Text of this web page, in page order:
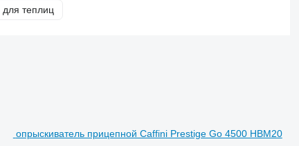
теплиц
опрыскиватель прицепной Caffini Prestige Go 4500 HBM20